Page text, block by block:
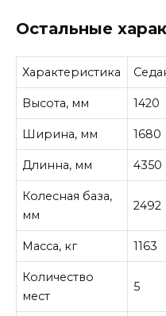
Остальные
Характеристика
Высота, мм 1420
Ширина, мм 1680
Длинна, мм 4350
Колесная база,
мм
2492
Масса, кг 1163
Количество
мест
5